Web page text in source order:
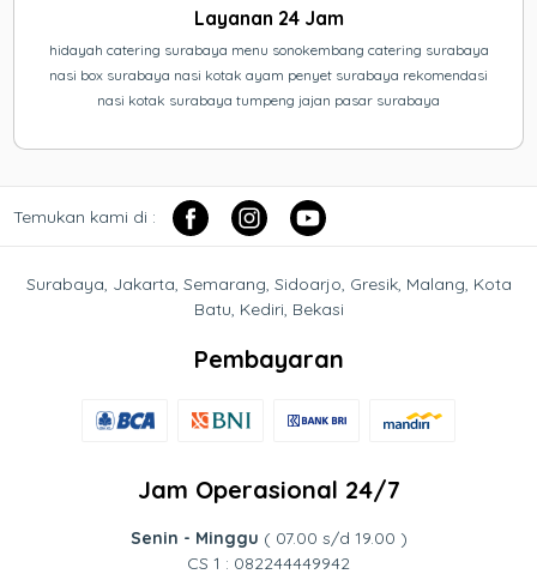
Layanan 24 Jam
hidayah catering surabaya menu sonokembang catering surabaya
nasi box surabaya nasi kotak ayam penyet surabaya rekomendasi
nasi kotak surabaya tumpeng jajan pasar surabaya
Temukan kami di :
Surabaya, Jakarta, Semarang, Sidoarjo, Gresik, Malang, Kota
Batu, Kediri, Bekasi
Pembayaran
Jam Operasional 24/7
Senin - Minggu ( 07.00 s/d 19.00 )
CS 1 : 082244449942